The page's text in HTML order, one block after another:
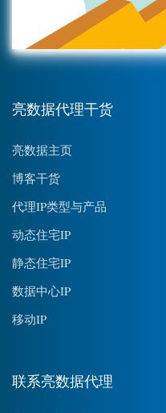
亮数据代理干货
亮数据主页
博客干货
代理IP类型与产品
动态住宅IP
静态住宅IP
数据中心IP
移动IP
联系亮数据代理